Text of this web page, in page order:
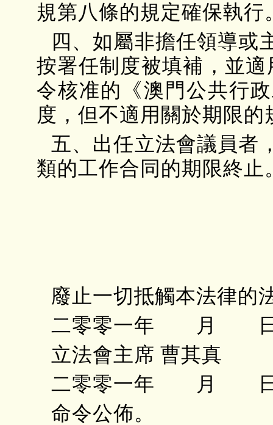
規第八條的規定確保執行
四、如屬非擔任領導或
按署任制度被填補，並
令核准的《澳門公共行
度，但不適用關於期限的
五、出任立法會議員者
類的工作合同的期限終止
廢止一切抵觸本法律的
二零零一年 月 日
立法會主席 曹其真
二零零一年 月 日
命令公佈。